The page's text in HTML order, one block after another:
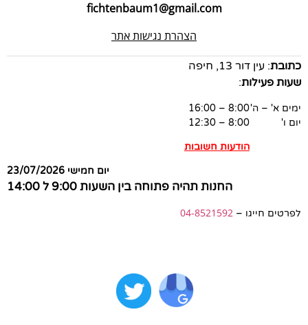
fichtenbaum1@gmail.com
הצהרת נגישות אתר
כתובת: עין דור 13, חיפה
שעות פעילות:
ימים א' – ה'8:00 – 16:00
יום ו'
8:00 – 12:30
הודעות חשובות
החנות תהיה פתוחה בין השעות 9:00 ל 14:00
לפרטים חייגו – 04-8521592